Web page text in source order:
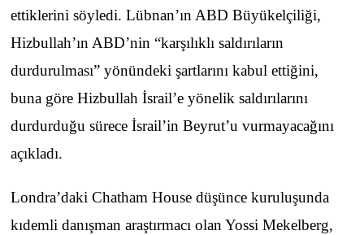
ettiklerini söyledi. Lübnan’ın ABD Büyükelçiliği,
Hizbullah’ın ABD’nin “karşılıklı saldırıların
durdurulması” yönündeki şartlarını kabul ettiğini,
buna göre Hizbullah İsrail’e yönelik saldırılarını
durdurduğu sürece İsrail’in Beyrut’u vurmayacağını
açıkladı.
Londra’daki Chatham House düşünce kuruluşunda
kıdemli danışman araştırmacı olan Yossi Mekelberg,